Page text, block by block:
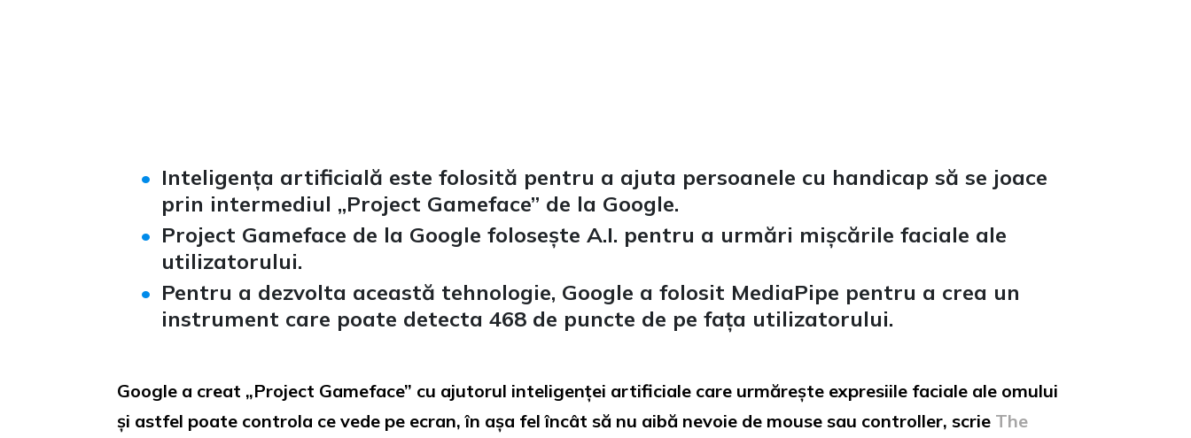
Inteligența artificială este folosită pentru a ajuta persoanele cu handicap să se joace
prin intermediul „Project Gameface” de la Google.
Project Gameface de la Google folosește A.I. pentru a urmări mișcările faciale ale
utilizatorului.
Pentru a dezvolta această tehnologie, Google a folosit MediaPipe pentru a crea un
instrument care poate detecta 468 de puncte de pe fața utilizatorului.
Google a creat „Project Gameface” cu ajutorul inteligenței artificiale care urmărește expresiile faciale ale omului
și astfel poate controla ce vede pe ecran, în așa fel încât să nu aibă nevoie de mouse sau controller, scrie The